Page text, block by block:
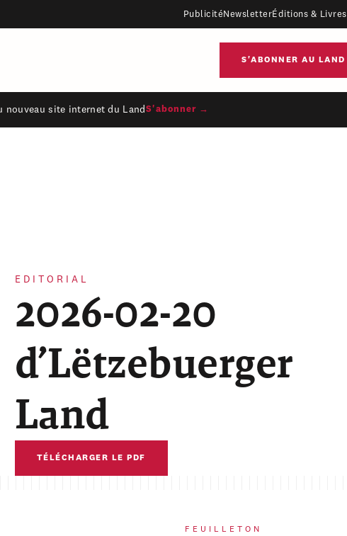
Publicité NewsletterÉditions & Livres
S'ABONNER AU LAND
nouveau site internet du Land S'abonner →
EDITORIAL
2026-02-20
d’Lëtzebuerger
Land
TÉLÉCHARGER LE PDF
FEUILLETON